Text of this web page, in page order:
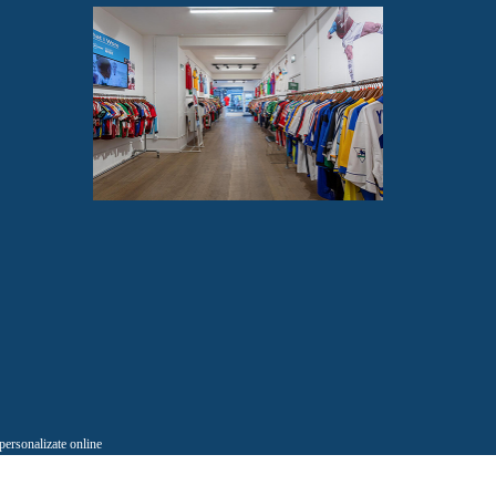
online